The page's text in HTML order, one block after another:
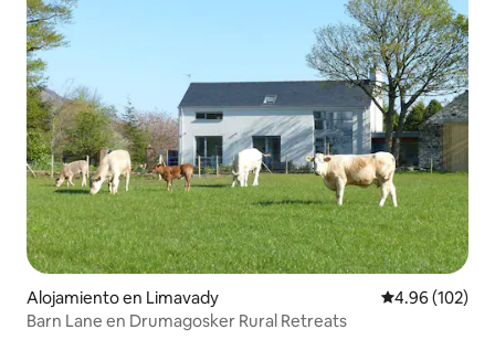
Alojamiento en Limavady Calificación
4.96 (102)
Barn Lane en Drumagosker Rural Retreats